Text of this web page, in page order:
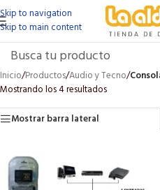
Skip to navigation
Skip to main content
Inicio/Productos/Audio y Tecno/
Mostrando los 4 resultados
Mostrar barra lateral